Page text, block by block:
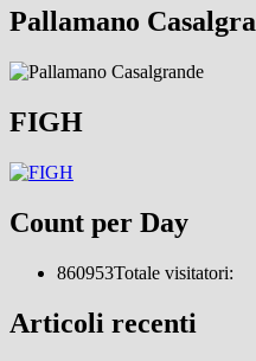
Pallamano
FIGH
Count per Day
860953Totale visitatori:
Articoli recenti